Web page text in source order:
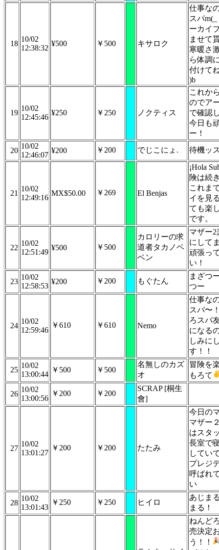
18
10/02
12:38:32
¥500 ￥500 キサロク
仕事な
スパm(_
ーカイ
ませて
寒暖さ
ら体調
付けて
)b
19
10/02
12:45:46
¥250 ￥250 ノクティス
これか
のでア
で確認
今日も
ー！
20
10/02
12:46:07
¥200 ￥200 でじこにょ. 待機ッ
21
10/02
12:49:16
MX$50.00 ￥269 El Benjas
¡Hola
険は続
これま
イを見
ても楽
です。
22
10/02
12:51:49
¥500 ￥500
カロリーの求
道者タカノベ
ベン
マザー2
にして
頑張っ
い！
23
10/02
12:58:53
¥200 ￥200 もぐたん
まざつ
つー
24
10/02
12:59:46
￥610 ￥610 Nemo
仕事な
スパ〜
ろスバ
になる
しみに
す！！
25
10/02
13:00:44
￥500 ￥500
名無しのカズ
オ
冒険を
もろて
26
10/02
13:00:56
￥200 ￥200
SCRAP [桐生
會]
27
10/02
13:01:27
￥200 ￥200 たたみ
今日の
マザー
はスタ
長室で
してい
プレジ
呼ばれ
い
28
10/02
13:01:43
￥250 ￥250 ヒイロ
あじま
まる！
ねんど
売決定
う！！